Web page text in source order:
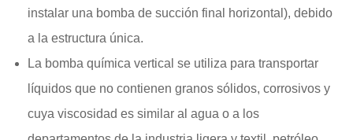
instalar una bomba de succión final horizontal), debido
a la estructura única.
La bomba química vertical se utiliza para transportar
líquidos que no contienen granos sólidos, corrosivos y
cuya viscosidad es similar al agua o a los